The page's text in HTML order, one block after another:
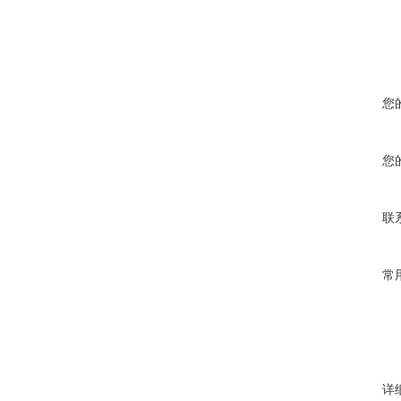
您
您
联
常
详